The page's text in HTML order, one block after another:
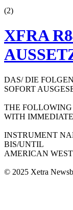
(2)
XFRA
DAS/ DIE
SOFORT
THE FOLLOWING
WITH
INSTRUMENT
BIS/UNTIL
AMERICAN
© 2025 Xetra